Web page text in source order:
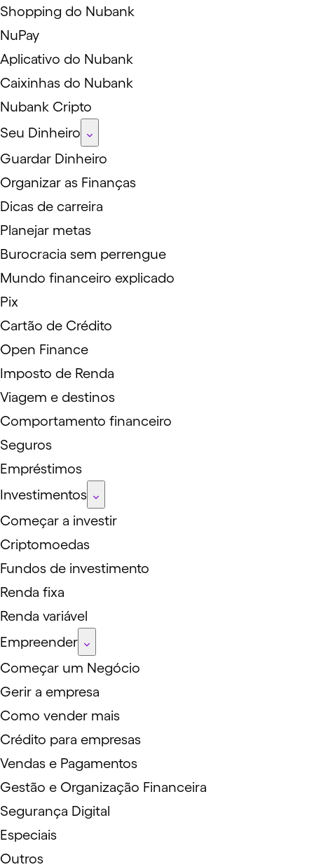
Shopping do Nubank
NuPay
Aplicativo do Nubank
Caixinhas do Nubank
Nubank Cripto
Seu Dinheiro
Guardar Dinheiro
Organizar as Finanças
Dicas de carreira
Planejar metas
Burocracia sem perrengue
Mundo financeiro explicado
Pix
Cartão de Crédito
Open Finance
Imposto de Renda
Viagem e destinos
Comportamento financeiro
Seguros
Empréstimos
Investimentos
Começar a investir
Criptomoedas
Fundos de investimento
Renda fixa
Renda variável
Empreender
Começar um Negócio
Gerir a empresa
Como vender mais
Crédito para empresas
Vendas e Pagamentos
Gestão e Organização Financeira
Segurança Digital
Especiais
Outros